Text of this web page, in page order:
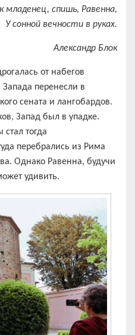
младенец, спишь, Равенна,
У сонной вечности в руках.
Александр Блок
от набегов
перенесли в
сената и лангобардов.
Запад был в упадке.
тогда
перебрались из Рима
Однако Равенна, будучи
удивить.